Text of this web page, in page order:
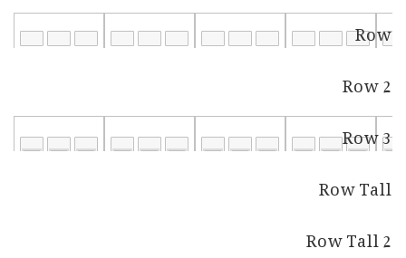
Row
Row 2
Row 3
Row Tall
Row Tall 2